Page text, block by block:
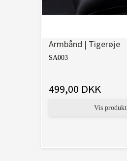
Armbånd | Tigerøje
SA003
499,00 DKK
Vis produkt